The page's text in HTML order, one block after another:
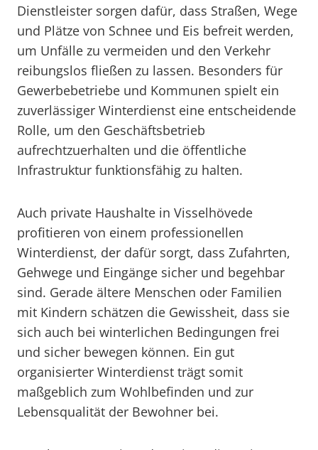
Dienstleister sorgen dafür, dass Straßen, Wege
und Plätze von Schnee und Eis befreit werden,
um Unfälle zu vermeiden und den Verkehr
reibungslos fließen zu lassen. Besonders für
Gewerbebetriebe und Kommunen spielt ein
zuverlässiger Winterdienst eine entscheidende
Rolle, um den Geschäftsbetrieb
aufrechtzuerhalten und die öffentliche
Infrastruktur funktionsfähig zu halten.
Auch private Haushalte in Visselhövede
profitieren von einem professionellen
Winterdienst, der dafür sorgt, dass Zufahrten,
Gehwege und Eingänge sicher und begehbar
sind. Gerade ältere Menschen oder Familien
mit Kindern schätzen die Gewissheit, dass sie
sich auch bei winterlichen Bedingungen frei
und sicher bewegen können. Ein gut
organisierter Winterdienst trägt somit
maßgeblich zum Wohlbefinden und zur
Lebensqualität der Bewohner bei.